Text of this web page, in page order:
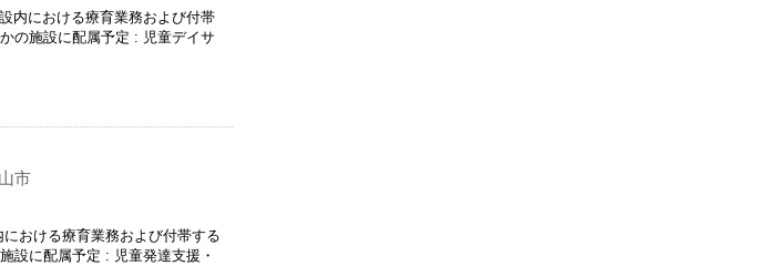
内における療育業務および付帯
の施設に配属予定 : 児童デイサ
市
おける療育業務および付帯する
設に配属予定 : 児童発達支援・